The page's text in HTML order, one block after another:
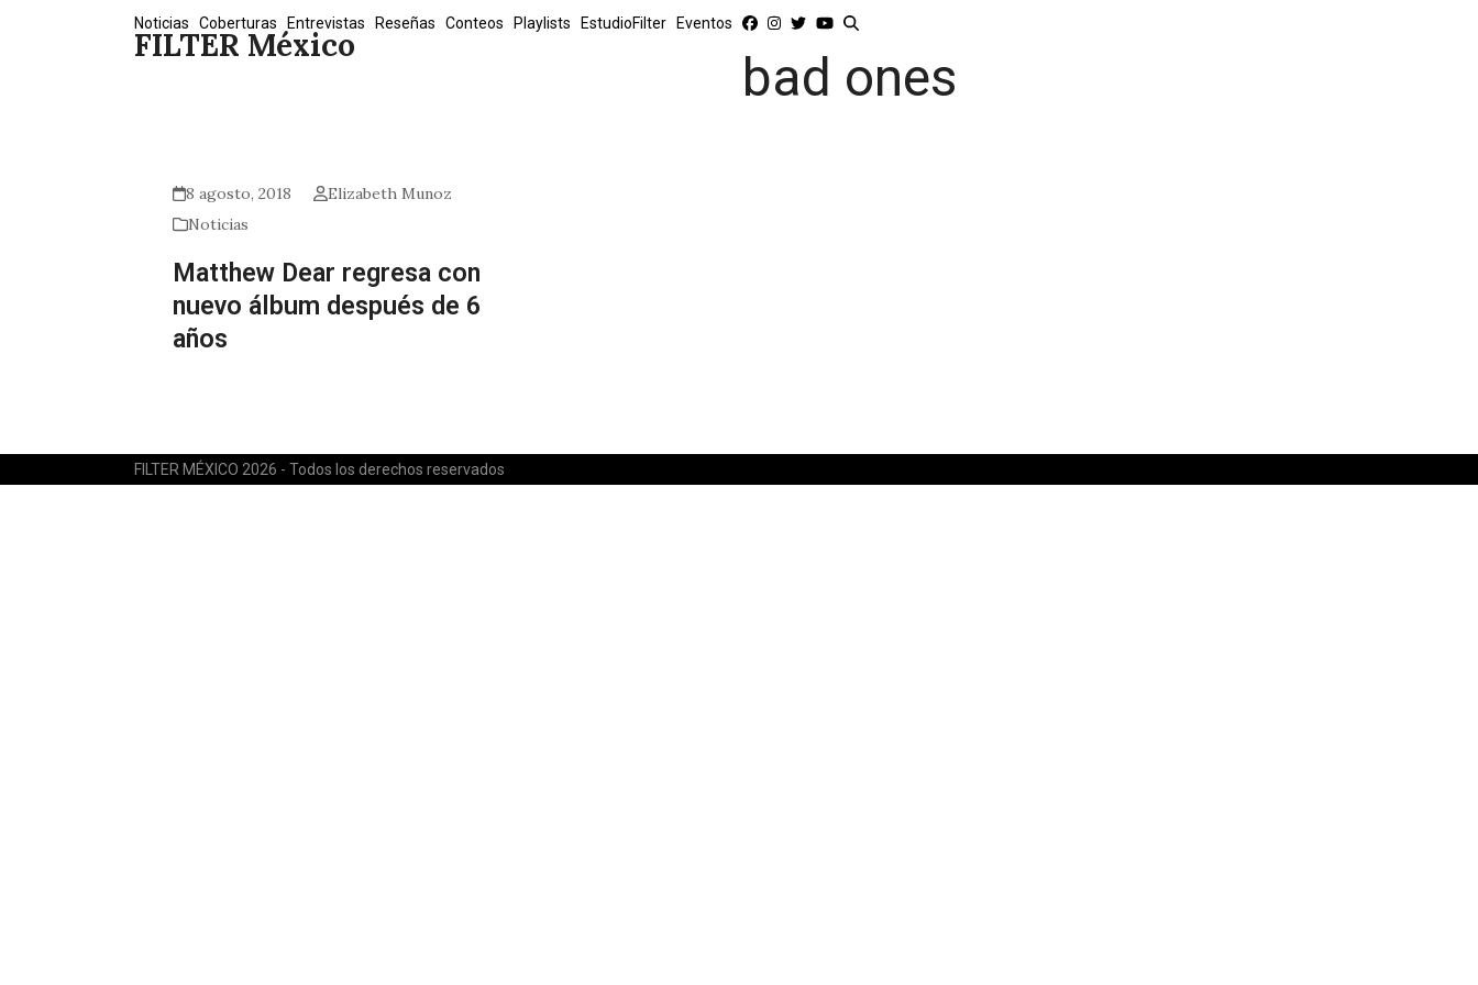
FILTER México
Noticias Coberturas Entrevistas Reseñas Conteos Playlists EstudioFilter Eventos
bad ones
8 agosto, 2018
Elizabeth Munoz
Noticias
Matthew Dear regresa con
nuevo álbum después de 6
años
FILTER MÉXICO 2026 - Todos los derechos reservados